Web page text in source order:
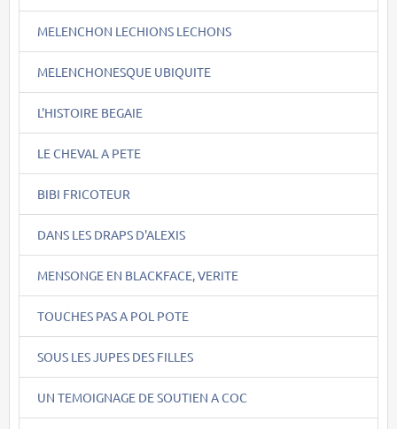
MELENCHON LECHIONS LECHONS
MELENCHONESQUE UBIQUITE
L'HISTOIRE BEGAIE
LE CHEVAL A PETE
BIBI FRICOTEUR
DANS LES DRAPS D'ALEXIS
MENSONGE EN BLACKFACE, VERITE
TOUCHES PAS A POL POTE
SOUS LES JUPES DES FILLES
UN TEMOIGNAGE DE SOUTIEN A COC